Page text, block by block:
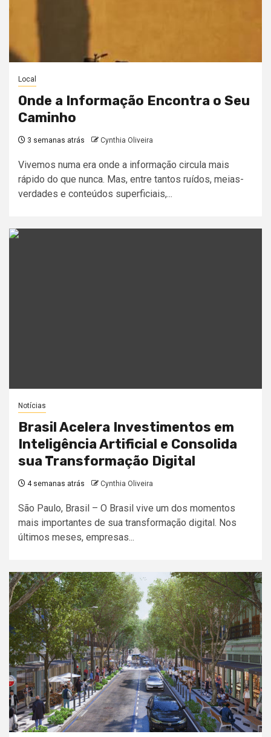
Local
Onde a Informação Encontra o Seu
Caminho
3 semanas atrás Cynthia Oliveira
Vivemos numa era onde a informação circula mais
rápido do que nunca. Mas, entre tantos ruídos, meias-
verdades e conteúdos superficiais,...
Notícias
Brasil Acelera Investimentos em
Inteligência Artificial e Consolida
sua Transformação Digital
4 semanas atrás Cynthia Oliveira
São Paulo, Brasil – O Brasil vive um dos momentos
mais importantes de sua transformação digital. Nos
últimos meses, empresas...